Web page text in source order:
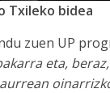
Txileko bidea
zuen UP
eta,